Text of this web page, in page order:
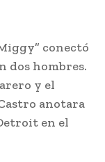
conectó
dos hombres.
y el
anotara
en el